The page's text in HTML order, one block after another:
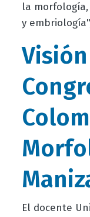
la
y
El docente